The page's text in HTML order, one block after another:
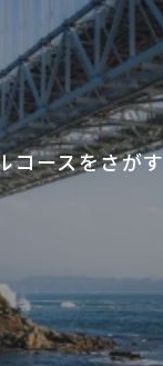
コースをさがす